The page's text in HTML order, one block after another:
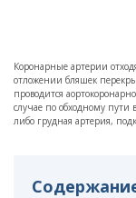
Коронарные артерии
отложении бляшек
проводится
случае по обходному пути
либо грудная артерия,